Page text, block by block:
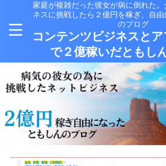
家庭が複雑だった彼女が病に倒れた
ネスに挑戦したら２億円を稼ぎ、自
のブログ
コンテンツビジネスと
で２億稼いだともし